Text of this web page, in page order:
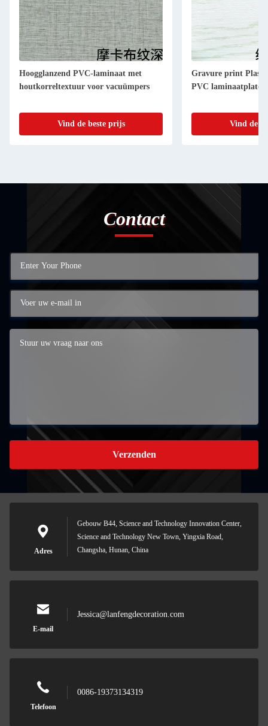
Hoogglanzend PVC-laminaat met
houtkorreltextuur voor vacuümpers
Vind de beste prijs
Gravure print
PVC laminaatplaten
Vind de
Contact
Verzenden
Adres
Gebouw B44, Science and Technology Innovation Center,
Science and Technology New Town, Yingxia Road,
Changsha, Hunan, China
E-mail
Jessica@lanfengdecoration.com
Telefoon
0086-19373134319